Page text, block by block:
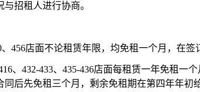
招租人进行协商。
、456店面不论租赁年限，均免租一个月，在签
、432-433、435-436店面每租赁一年免租一
后先免租三个月，剩余免租期在第四年年初